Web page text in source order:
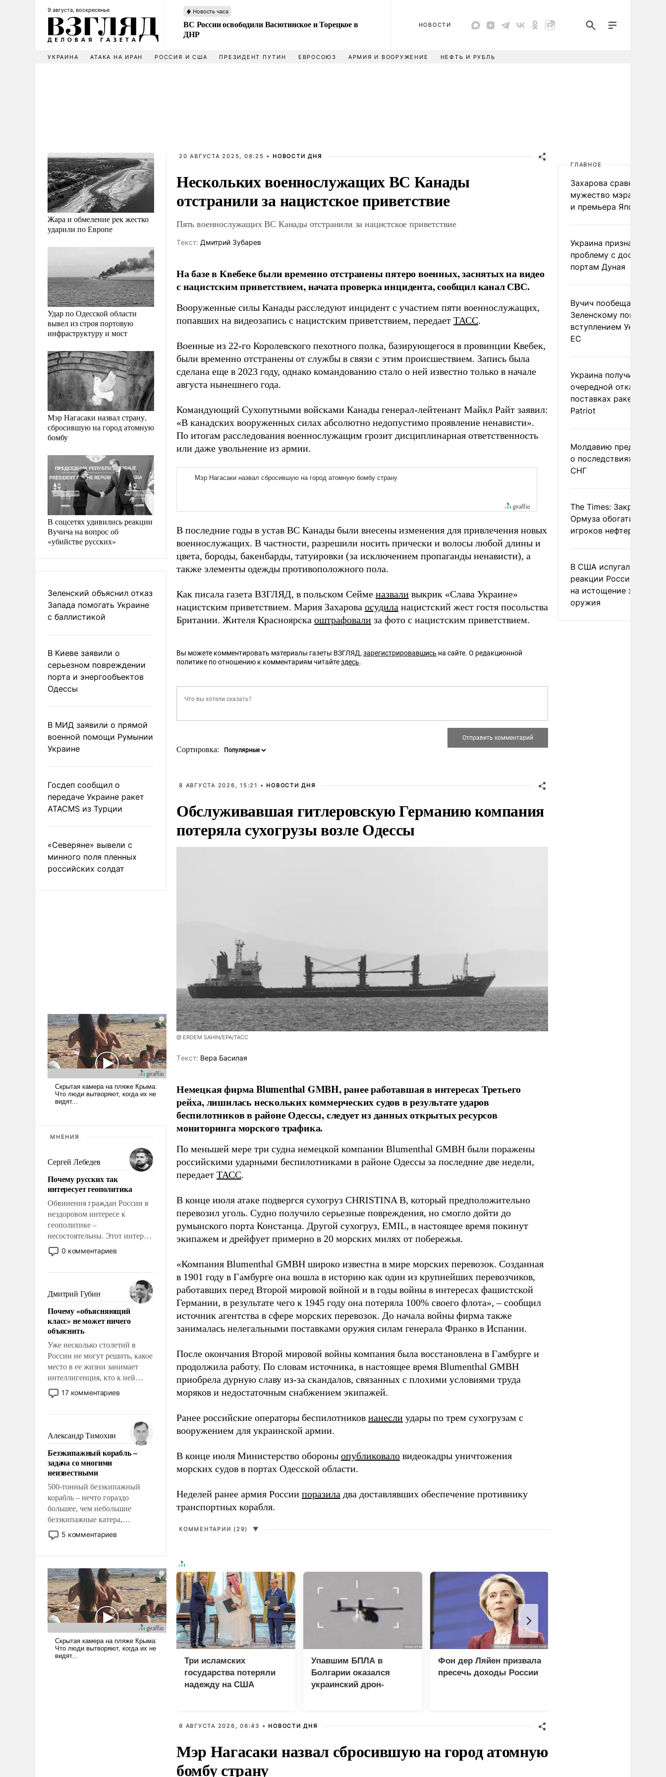
9 августа, воскресенье Новость часа
ВС России освободили Васютинское и Торецкое в
ДНР
НОВОСТИ
УКРАИНА АТАКА НА ИРАН РОССИЯ И США ПРЕЗИДЕНТ ПУТИН ЕВРОСОЮЗ АРМИЯ И ВООРУЖЕНИЕ НЕФТЬ И РУБЛЬ
Жара и обмеление рек жестко
ударили по Европе
Удар по Одесской области
вывел из строя портовую
инфраструктуру и мост
Мэр Нагасаки назвал страну,
сбросившую на город атомную
бомбу
В соцсетях удивились реакции
Вучича на вопрос об
«убийстве русских»
Зеленский объяснил отказ
Запада помогать Украине
с баллистикой
В Киеве заявили о
серьезном повреждении
порта и энергообъектов
Одессы
В МИД заявили о прямой
военной помощи Румынии
Украине
Госдеп сообщил о
передаче Украине ракет
ATACMS из Турции
«Северяне» вывели с
минного поля пленных
российских солдат
МНЕНИЯ
Сергей Лебедев
Почему русских так
интересует геополитика
Обвинения граждан России в
нездоровом интересе к
геополитике –
несостоятельны. Этот интерес
рационален и прагматичен. Он
обусловлен тысячелетним
фундаментальным знанием,
что мировая политика имеет
свойство заявляться на порог
нашего дома.
0 комментариев
Дмитрий Губин
Почему «объясняющий
класс» не может ничего
объяснить
Уже несколько столетий в
России не могут решить, какое
место в ее жизни занимает
интеллигенция, кто к ней
принадлежит, а кого из нее
исключили с правом
чем она отличается от просто
образованных людей. Иногда
казалось, что эти вопросы
решены раз и навсегда, но –
нет, не решены.
17 комментариев
Александр Тимохин
Безэкипажный корабль –
задача со многими
неизвестными
500-тонный безэкипажный
корабль – нечто гораздо
большее, чем небольшие
безэкипажные катера,
применение которых уже
стало обыденностью. Задача по
и ее реализация радикально
поднимет наши боевые
возможности.
5 комментариев
20 АВГУСТА 2025, 08:25 • НОВОСТИ ДНЯ
Нескольких военнослужащих ВС Канады
отстранили за нацистское приветствие
Пять военнослужащих ВС Канады отстранили за нацистское приветствие
Tекст: Дмитрий Зубарев
На базе в Квебеке были временно отстранены пятеро военных, заснятых на видео
с нацистским приветствием, начата проверка инцидента, сообщил канал СВС.
Вооруженные силы Канады расследуют инцидент с участием пяти военнослужащих,
попавших на видеозапись с нацистским приветствием, передает ТАСС.
Военные из 22-го Королевского пехотного полка, базирующегося в провинции Квебек,
были временно отстранены от службы в связи с этим происшествием. Запись была
сделана еще в 2023 году, однако командованию стало о ней известно только в начале
августа нынешнего года.
Командующий Сухопутными войсками Канады генерал-лейтенант Майкл Райт заявил:
«В канадских вооруженных силах абсолютно недопустимо проявление ненависти».
По итогам расследования военнослужащим грозит дисциплинарная ответственность
или даже увольнение из армии.
В последние годы в устав ВС Канады были внесены изменения для привлечения новых
военнослужащих. В частности, разрешили носить прически и волосы любой длины и
цвета, бороды, бакенбарды, татуировки (за исключением пропаганды ненависти), а
также элементы одежды противоположного пола.
Как писала газета ВЗГЛЯД, в польском Сейме назвали выкрик «Слава Украине»
нацистским приветствием. Мария Захарова осудила нацистский жест гостя посольства
Британии. Жителя Красноярска оштрафовали за фото с нацистским приветствием.
Вы можете комментировать материалы газеты ВЗГЛЯД, зарегистрировавшись на сайте. О редакционной
политике по отношению к комментариям читайтездесь.
Сортировка:
8 АВГУСТА 2026, 15:21 • НОВОСТИ ДНЯ
Обслуживавшая гитлеровскую Германию компания
потеряла сухогрузы возле Одессы
@ ERDEM SAHIN/EPA/ТАСС
Tекст: Вера Басилая
Немецкая фирма Blumenthal GMBH, ранее работавшая в интересах Третьего
рейха, лишилась нескольких коммерческих судов в результате ударов
беспилотников в районе Одессы, следует из данных открытых ресурсов
мониторинга морского трафика.
По меньшей мере три судна немецкой компании Blumenthal GMBH были поражены
российскими ударными беспилотниками в районе Одессы за последние две недели,
передает ТАСС.
В конце июля атаке подвергся сухогруз CHRISTINA B, который предположительно
перевозил уголь. Судно получило серьезные повреждения, но смогло дойти до
румынского порта Констанца. Другой сухогруз, EMIL, в настоящее время покинут
экипажем и дрейфует примерно в 20 морских милях от побережья.
«Компания Blumenthal GMBH широко известна в мире морских перевозок. Созданная
в 1901 году в Гамбурге она вошла в историю как один из крупнейших перевозчиков,
работавших перед Второй мировой войной и в годы войны в интересах фашистской
Германии, в результате чего к 1945 году она потеряла 100% своего флота», – сообщил
источник агентства в сфере морских перевозок. До начала войны фирма также
занималась нелегальными поставками оружия силам генерала Франко в Испании.
После окончания Второй мировой войны компания была восстановлена в Гамбурге и
продолжила работу. По словам источника, в настоящее время Blumenthal GMBH
приобрела дурную славу из-за скандалов, связанных с плохими условиями труда
моряков и недостаточным снабжением экипажей.
Ранее российские операторы беспилотников нанесли удары по трем сухогрузам с
вооружением для украинской армии.
В конце июля Министерство обороны опубликовало видеокадры уничтожения
морских судов в портах Одесской области.
Неделей ранее армия России поразила два доставлявших обеспечение противнику
транспортных корабля.
КОММЕНТАРИИ (29) ▼
Три исламских
государства потеряли
надежду на США
Упавшим БПЛА в
Болгарии оказался
украинский дрон-
Фон дер Ляйен призвала
пресечь доходы России
9 АВГУСТА 2026, 06:43 • НОВОСТИ ДНЯ
Мэр Нагасаки назвал сбросившую на город атомную
бомбу страну
ГЛАВНОЕ
Захарова сравнила
мужество мэра
и премьера Японии
Украина признала
проблему с доступом к
портам Дуная
Вучич пообещал
Зеленскому помочь со
вступлением Украины в
ЕС
Украина получила
очередной отказ в
поставках ракет для
Patriot
Молдавию
о последствиях выхода
СНГ
The Times: Закрытие
Ормуза обогатило
игроков нефтерынка
В США испугались
реакции России и
на истощение запасов
оружия